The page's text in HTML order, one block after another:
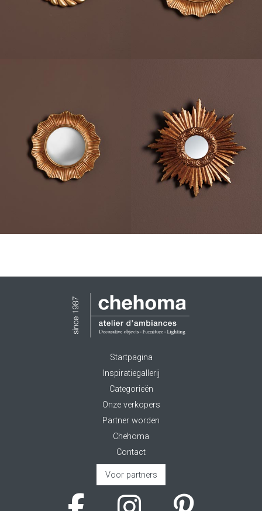
Startpagina
Inspiratiegallerij
Categorieën
Onze verkopers
Partner worden
Chehoma
Contact
Voor partners